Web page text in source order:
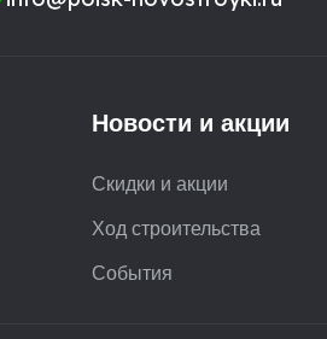
Новости и акции
Скидки и акции
Ход строительства
События